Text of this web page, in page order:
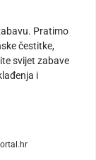
Pratimo
čestitke,
svijet zabave
i